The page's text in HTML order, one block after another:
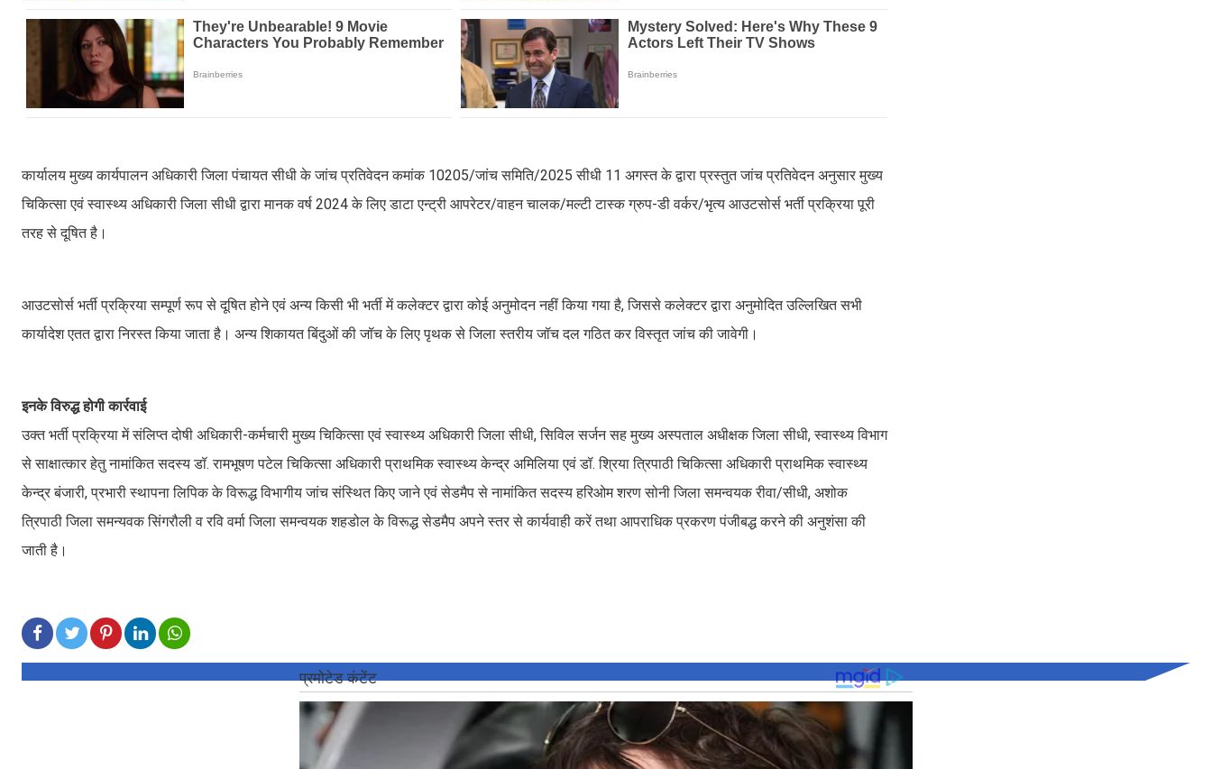
कार्यालय मुख्य कार्यपालन अधिकारी जिला पंचायत सीधी के जांच प्रतिवेदन कमांक 10205/जांच समिति/2025 सीधी 11 अगस्त के द्वारा प्रस्तुत जांच प्रतिवेदन अनुसार मुख्य
चिकित्सा एवं स्वास्थ्य अधिकारी जिला सीधी द्वारा मानक वर्ष 2024 के लिए डाटा एन्ट्री आपरेटर/वाहन चालक/मल्टी टास्क ग्रुप-डी वर्कर/भृत्य आउटसोर्स भर्ती प्रक्रिया पूरी
तरह से दूषित है।
आउटसोर्स भर्ती प्रक्रिया सम्पूर्ण रूप से दूषित होने एवं अन्य किसी भी भर्ती में कलेक्टर द्वारा कोई अनुमोदन नहीं किया गया है, जिससे कलेक्टर द्वारा अनुमोदित उल्लिखित सभी
कार्यादेश एतत द्वारा निरस्त किया जाता है। अन्य शिकायत बिंदुओं की जॉच के लिए पृथक से जिला स्तरीय जॉच दल गठित कर विस्तृत जांच की जावेगी।
इनके विरुद्ध होगी कार्रवाई
उक्त भर्ती प्रक्रिया में संलिप्त दोषी अधिकारी-कर्मचारी मुख्य चिकित्सा एवं स्वास्थ्य अधिकारी जिला सीधी, सिविल सर्जन सह मुख्य अस्पताल अधीक्षक जिला सीधी, स्वास्थ्य विभाग
से साक्षात्कार हेतु नामांकित सदस्य डॉ. रामभूषण पटेल चिकित्सा अधिकारी प्राथमिक स्वास्थ्य केन्द्र अमिलिया एवं डॉ. श्रिया त्रिपाठी चिकित्सा अधिकारी प्राथमिक स्वास्थ्य
केन्द्र बंजारी, प्रभारी स्थापना लिपिक के विरूद्ध विभागीय जांच संस्थित किए जाने एवं सेडमैप से नामांकित सदस्य हरिओम शरण सोनी जिला समन्वयक रीवा/सीधी, अशोक
त्रिपाठी जिला समन्यवक सिंगरौली व रवि वर्मा जिला समन्वयक शहडोल के विरूद्ध सेडमैप अपने स्तर से कार्यवाही करें तथा आपराधिक प्रकरण पंजीबद्ध करने की अनुशंसा की
जाती है।